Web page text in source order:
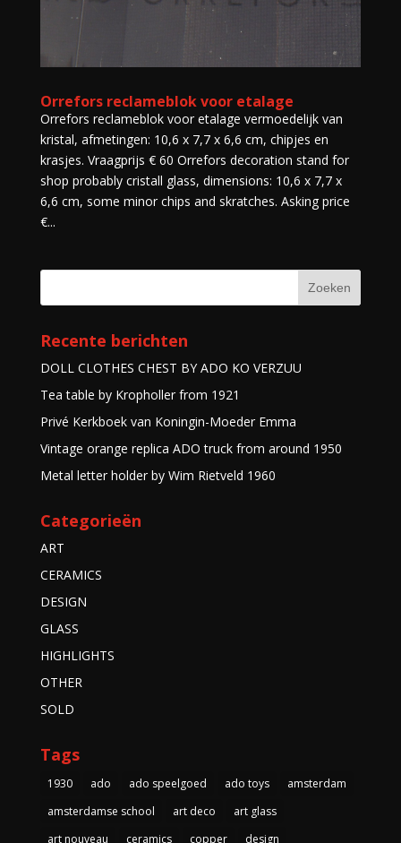
Orrefors reclameblok voor etalage
Orrefors reclameblok voor etalage vermoedelijk van
kristal, afmetingen: 10,6 x 7,7 x 6,6 cm, chipjes en
krasjes. Vraagprijs € 60 Orrefors decoration stand for
shop probably cristall glass, dimensions: 10,6 x 7,7 x
6,6 cm, some minor chips and skratches. Asking price
€...
Recente berichten
DOLL CLOTHES CHEST BY ADO KO VERZUU
Tea table by Kropholler from 1921
Privé Kerkboek van Koningin-Moeder Emma
Vintage orange replica ADO truck from around 1950
Metal letter holder by Wim Rietveld 1960
Categorieën
ART
CERAMICS
DESIGN
GLASS
HIGHLIGHTS
OTHER
SOLD
Tags
1930 ado ado speelgoed ado toys
amsterdam
amsterdamse school
art deco
art glass
art nouveau
ceramics copper design